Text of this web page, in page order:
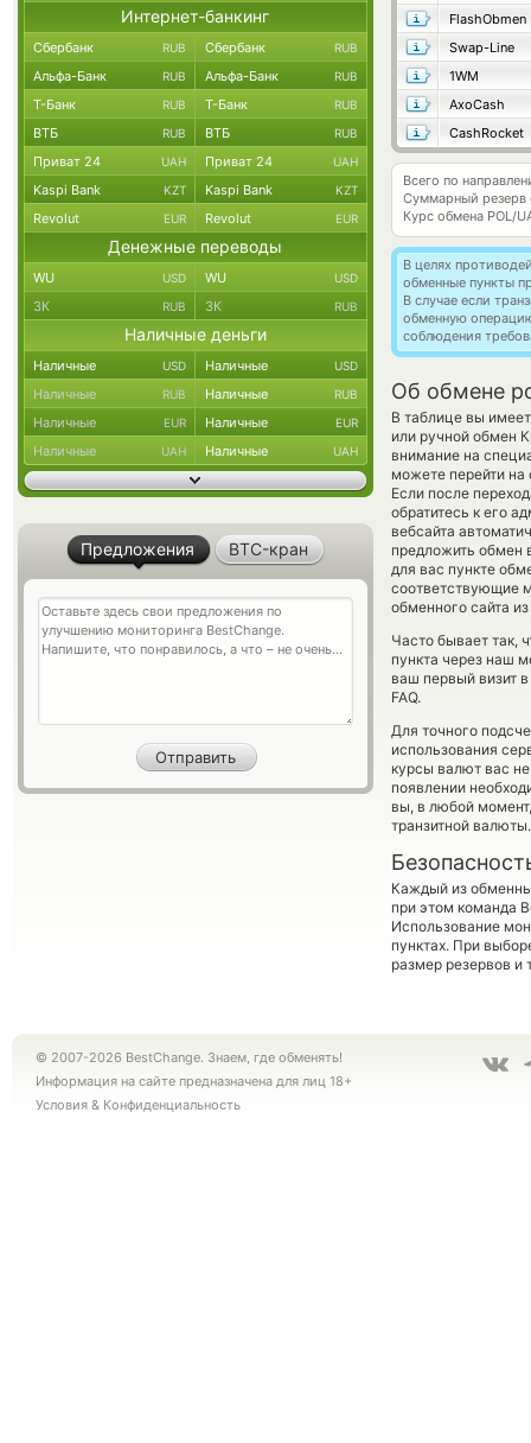
FlashObmen
Swap-Line
1WM
AxoCash
CashRocket
Всего по
Суммарный резерв
Курс обмена POL/
В целях
обменные пункты
В случае если
обменную
соблюдения
Об обмене
В таблице вы
или ручной обмен
внимание на
можете перейти
Если после
обратитесь к его
вебсайта
предложить обмен
для вас пункте
соответствующие
обменного сайта
Часто бывает так,
пункта через наш
ваш первый визит
FAQ.
Для точного
использования
курсы валют вас
появлении
вы, в любой
транзитной валюты.
Каждый из
при этом команда
Использование
пунктах. При
размер резервов и
Интернет-банкинг
Сбербанк RUB Сбербанк RUB
Альфа-Банк RUB Альфа-Банк RUB
Т-Банк RUB Т-Банк RUB
ВТБ RUB ВТБ RUB
Приват 24 UAH Приват 24 UAH
Kaspi Bank KZT Kaspi Bank KZT
Revolut EUR Revolut EUR
Денежные переводы
WU USD WU USD
ЗК RUB ЗК RUB
Наличные деньги
Наличные USD Наличные USD
Наличные RUB Наличные RUB
Наличные EUR Наличные EUR
Наличные UAH Наличные UAH
Предложения BTC-кран
© 2007-2026 BestChange. Знаем, где обменять!
Информация на сайте предназначена для лиц 18+
Условия & Конфиденциальность